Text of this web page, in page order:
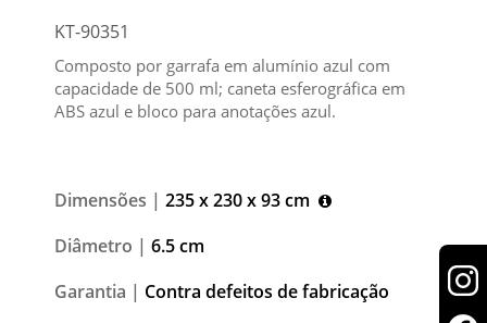
KT-90351
Composto por garrafa em alumínio azul com
capacidade de 500 ml; caneta esferográfica em
ABS azul e bloco para anotações azul.
Dimensões | 235 x 230 x 93 cm
Diâmetro | 6.5 cm
Garantia | Contra defeitos de fabricação